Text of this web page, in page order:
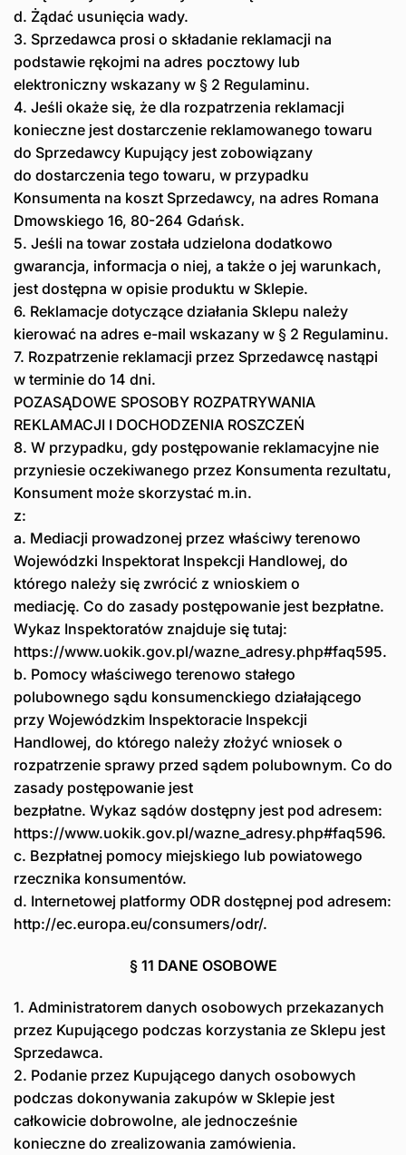
d. Żądać usunięcia wady.
3. Sprzedawca prosi o składanie reklamacji na
podstawie rękojmi na adres pocztowy lub
elektroniczny wskazany w § 2 Regulaminu.
4. Jeśli okaże się, że dla rozpatrzenia reklamacji
konieczne jest dostarczenie reklamowanego towaru
do Sprzedawcy Kupujący jest zobowiązany
do dostarczenia tego towaru, w przypadku
Konsumenta na koszt Sprzedawcy, na adres Romana
Dmowskiego 16, 80-264 Gdańsk.
5. Jeśli na towar została udzielona dodatkowo
gwarancja, informacja o niej, a także o jej warunkach,
jest dostępna w opisie produktu w Sklepie.
6. Reklamacje dotyczące działania Sklepu należy
kierować na adres e-mail wskazany w § 2 Regulaminu.
7. Rozpatrzenie reklamacji przez Sprzedawcę nastąpi
w terminie do 14 dni.
POZASĄDOWE SPOSOBY ROZPATRYWANIA
REKLAMACJI I DOCHODZENIA ROSZCZEŃ
8. W przypadku, gdy postępowanie reklamacyjne nie
przyniesie oczekiwanego przez Konsumenta rezultatu,
Konsument może skorzystać m.in.
z:
a. Mediacji prowadzonej przez właściwy terenowo
Wojewódzki Inspektorat Inspekcji Handlowej, do
którego należy się zwrócić z wnioskiem o
mediację. Co do zasady postępowanie jest bezpłatne.
Wykaz Inspektoratów znajduje się tutaj:
https://www.uokik.gov.pl/wazne_adresy.php#faq595.
b. Pomocy właściwego terenowo stałego
polubownego sądu konsumenckiego działającego
przy Wojewódzkim Inspektoracie Inspekcji
Handlowej, do którego należy złożyć wniosek o
rozpatrzenie sprawy przed sądem polubownym. Co do
zasady postępowanie jest
bezpłatne. Wykaz sądów dostępny jest pod adresem:
https://www.uokik.gov.pl/wazne_adresy.php#faq596.
c. Bezpłatnej pomocy miejskiego lub powiatowego
rzecznika konsumentów.
d. Internetowej platformy ODR dostępnej pod adresem:
http://ec.europa.eu/consumers/odr/.
§ 11 DANE OSOBOWE
1. Administratorem danych osobowych przekazanych
przez Kupującego podczas korzystania ze Sklepu jest
Sprzedawca.
2. Podanie przez Kupującego danych osobowych
podczas dokonywania zakupów w Sklepie jest
całkowicie dobrowolne, ale jednocześnie
konieczne do zrealizowania zamówienia.